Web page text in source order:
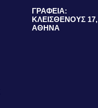
ΓΡΑΦΕΙΑ:
ΚΛΕΙΣΘΕΝΟΥΣ 17,
ΑΘΗΝΑ